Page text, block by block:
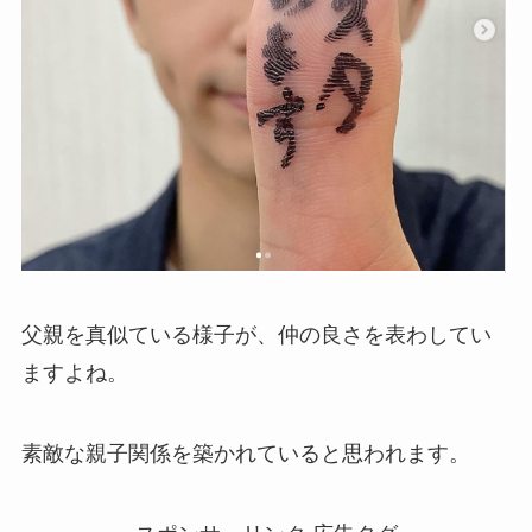
父親を真似ている様子が、仲の良さを表わしてい
ますよね。
素敵な親子関係を築かれていると思われます。